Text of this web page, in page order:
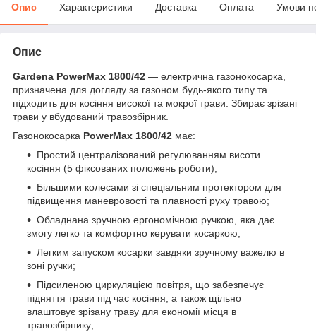
Опис Характеристики Доставка Оплата Умови
Опис
Gardena PowerMax 1800/42 — електрична газонокосарка,
призначена для догляду за газоном будь-якого типу та
підходить для косіння високої та мокрої трави. Збирає зрізані
трави у вбудований травозбірник.
Газонокосарка PowerMax 1800/42 має:
Простий централізований регулюванням висоти
косіння (5 фіксованих положень роботи);
Більшими колесами зі спеціальним протектором для
підвищення маневровості та плавності руху травою;
Обладнана зручною ергономічною ручкою, яка дає
змогу легко та комфортно керувати косаркою;
Легким запуском косарки завдяки зручному важелю в
зоні ручки;
Підсиленою циркуляцією повітря, що забезпечує
підняття трави під час косіння, а також щільно
влаштовує зрізану траву для економії місця в
травозбірнику;